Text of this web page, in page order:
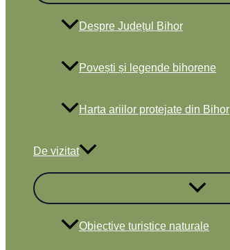
Despre Județul Bihor
Povești și legende bihorene
Harta ariilor protejate din Bihor
De vizitat
Obiective turistice naturale